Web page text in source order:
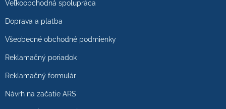
Veľkoobchodná spolupráca
Doprava a platba
Všeobecné obchodné podmienky
Reklamačný poriadok
Reklamačný formulár
Návrh na začatie ARS